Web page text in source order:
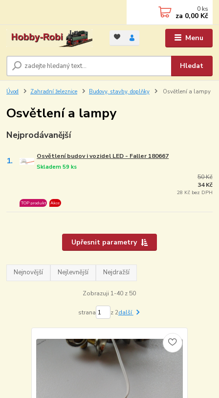
Menu
Hledat
0 ks
za 0,00 Kč
Úvod Zahradní železnice Budovy, stavby, doplňky Osvětlení a lampy
Osvětlení a lampy
Nejprodávanější
1. Osvětlení budov i vozidel LED - Faller 180667
Skladem 59 ks
TOP produkt Akce
50 Kč
34 Kč
28 Kč bez DPH
Upřesnit parametry
Nejnovější Nejlevnější Nejdražší
Zobrazuji 1-40 z 50
strana z 2další